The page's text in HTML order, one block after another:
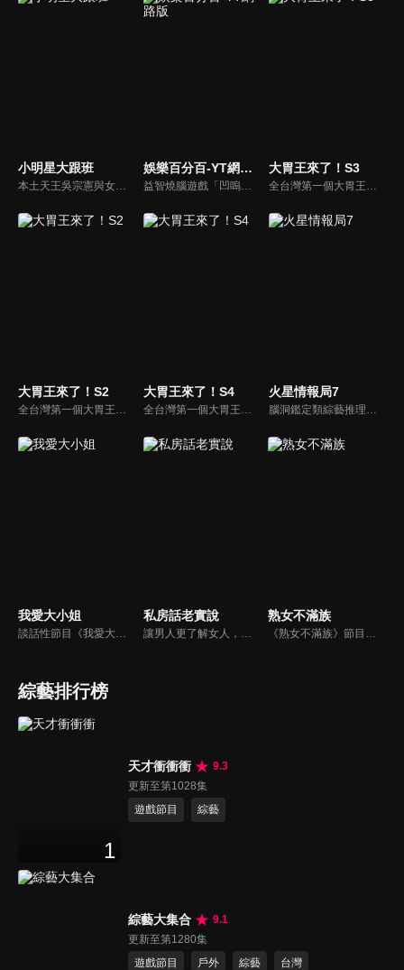
小明星大跟班
本土天王吳宗憲與女兒吳姍儒（Sandy）搭檔主持，每集邀請來賓暢談演藝圈大小事，父女檔聯手笑果十足，老梗搭上新世代，最新組合強勢登場！
娛樂百分百-YT網路版
益智燒腦遊戲「凹嗚狼人殺」激發你的邏輯推理能力，偶像巨星雲集，全球娛樂資訊，一手掌握不脫節！2025全新升級改版，盡在《娛樂百分百-YT網路版》！
大胃王來了！S3
全台灣第一個大胃王美食節目，由主持人帶領大胃王們及名人來賓吃遍台灣美食，每趟旅程都有不同的美食主題以及遊戲互動，並藉由大胃王幸福地享用，讓觀眾深刻了解台灣美食文化的豐富特色！
大胃王來了！S2
全台灣第一個大胃王美食節目，由主持人帶領大胃王們及名人來賓吃遍台灣美食，每趟旅程都有不同的美食主題以及遊戲互動，並藉由大胃王幸福地享用，讓觀眾深刻了解台灣美食文化的豐富特色！
大胃王來了！S4
全台灣第一個大胃王美食節目，由主持人帶領大胃王們及名人來賓吃遍台灣美食，每趟旅程都有不同的美食主題以及遊戲互動，並藉由大胃王幸福地享用，讓觀眾深刻了解台灣美食文化的豐富特色！
火星情報局7
腦洞鑑定類綜藝推理脫口秀，陣容為薛之謙、大張偉、楊迪、劉維、黃子弘凡、黃聖依、龐博等…節目圍繞著當下熱梗熱點、觀眾的興趣點、共鳴點展開故事；火星特工廣發英雄帖正面對撞，迎戰近年最出圈、最有趣、最敢說的廠牌大咖們。真金不怕火煉！一場席卷全網的廠牌巔峰之戰即將展開！
我愛大小姐
談話性節目《我愛大小姐》是由吳淡如、林慧萍主持的一檔談話性節目，講訴女人間的那些事。
私房話老實說
讓男人更了解女人，女人更了解自己 ，揭密女性私房話，讓療癒專家教你更愛自己！由于美人和納豆攜手主持，更多你想知道的女性私密話題都在《私房話老實說》。
熟女不滿族
《熟女不滿族》節目主題均有關25-49歲的未婚女性，這些熟女們漂亮卻擔心嫁不出去，獨立卻希望有人疼，最怕寂寞，只能用工作填滿時間，她們是最矛盾最不滿足的一群人。
綜藝排行榜
1
天才衝衝衝
9.3
更新至第1028集
遊戲節目
綜藝
綜藝大集合
9.1
更新至第1280集
遊戲節目
戶外 綜藝 台灣